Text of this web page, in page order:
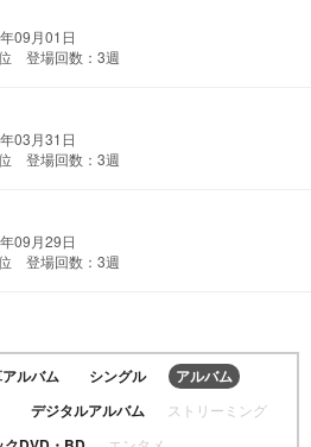
09月01日
登場回数：3週
03月31日
登場回数：3週
09月29日
登場回数：3週
ルバム シングル
アルバム
デジタルアルバム ストリーミング